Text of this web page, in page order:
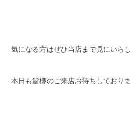
気になる方はぜひ当店まで見にいら
本日も皆様のご来店お待ちしており